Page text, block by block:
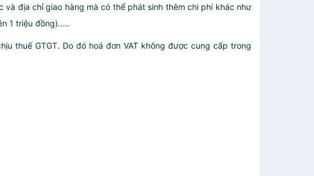
và địa chỉ giao hàng mà có thể phát sinh thêm chi phí khác như
1 triệu đồng).....
thuế GTGT. Do đó hoá đơn VAT không được cung cấp trong